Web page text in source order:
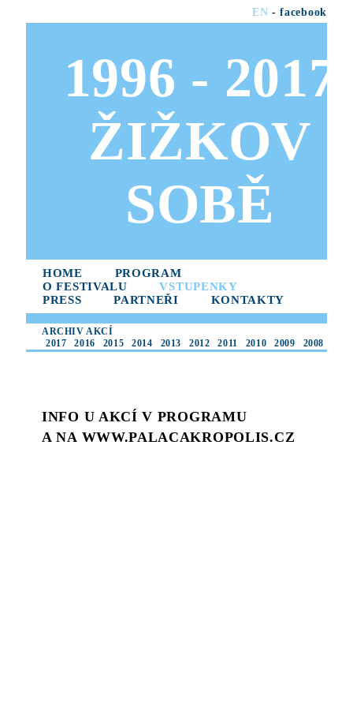
EN -facebook
1996 - 2017
ŽIŽKOV
SOBĚ
HOME
PROGRAM
O FESTIVALU
VSTUPENKY
PRESS
PARTNEŘI KONTAKTY
ARCHIV AKCÍ
2017
2016 2015 2014 2013 2012 2011 2010 2009 2008
INFO U AKCÍ V PROGRAMU
A NA WWW.PALACAKROPOLIS.CZ